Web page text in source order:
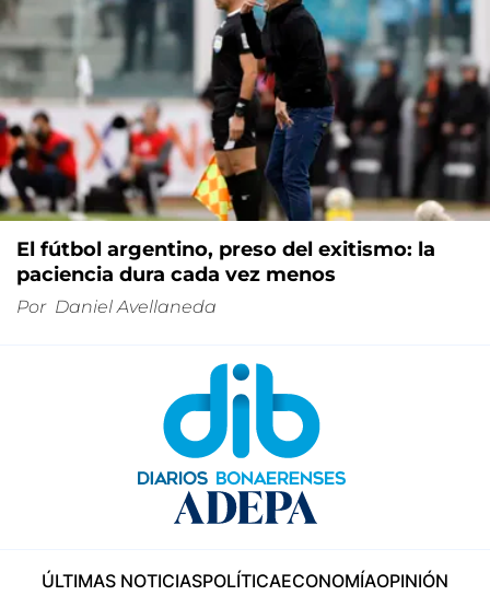
El fútbol argentino, preso del exitismo: la
paciencia dura cada vez menos
Por Daniel Avellaneda
ÚLTIMAS NOTICIASPOLÍTICAECONOMÍAOPINIÓN